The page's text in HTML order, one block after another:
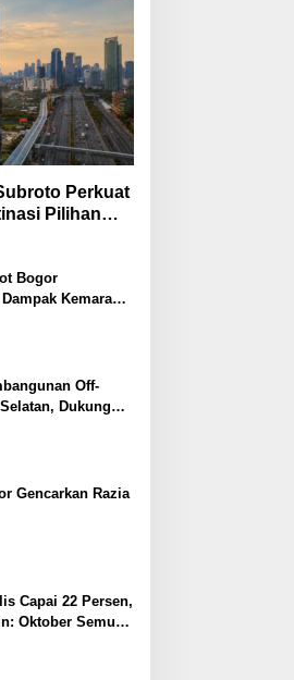
Perkuat
Pilihan
Meeting, dan
Bogor
Kemarau
Off-
Dukung
di
Gencarkan Razia
Capai 22 Persen,
Oktober Semua